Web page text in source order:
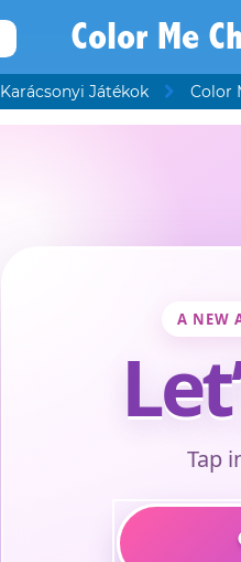
Color Me
Karácsonyi Játékok Color